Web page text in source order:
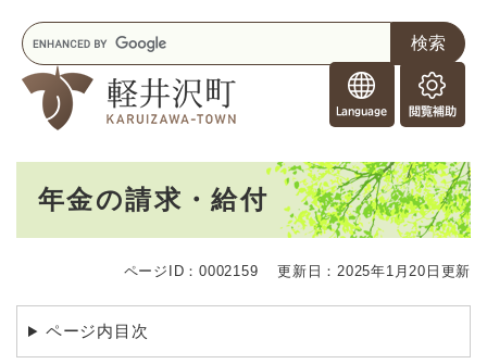
o
r
e
i
n
閲
覧
助
キ
ー
ワ
年金の請求・給付
ページID：0002159 更新日：2025年1月20日更新
ページ内目次